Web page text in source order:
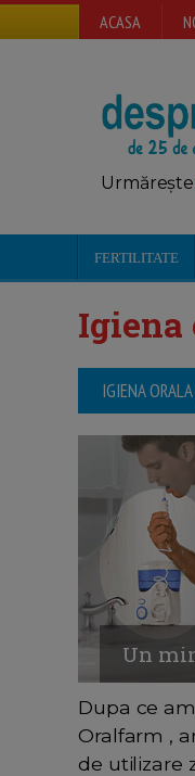
ACASA
Urmărește:
FERTILITATE
Igiena
IGIENA
Un
Dupa ce
Oralfarm ,
de utilizare